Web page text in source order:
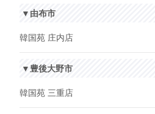
▼由布市
韓国苑 庄内店
▼豊後大野市
韓国苑 三重店